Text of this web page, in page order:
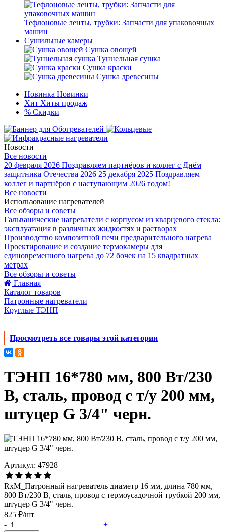
Тефлоновые ленты, трубки: Запчасти для упаковочных
машин
Сушильные камеры
Сушка овощей
Туннельная сушка
Сушка краски
Сушка древесины
Новинка Новинки
Хит Хиты продаж
% Скидки
Новости
Все новости
20 февраля 2026 Поздравляем партнёров и коллег с Днём
защитника Отечества 2026 25 декабря 2025 Поздравляем
коллег и партнёров с наступающим 2026 годом!
Все новости
Использование нагревателей
Все обзоры и советы
Гальванические нагреватели с корпусом из кварцевого стекла:
эксплуатация в различных жидкостях и растворах
Производство композитной печи предварительного нагрева
Проектирование и создание термокамеры для
единовременного нагрева до 72 бочек на 15 квадратных
метрах
Все обзоры и советы
Главная
Каталог товаров
Патронные нагреватели
Круглые ТЭНП
Просмотреть все товары этой категории
ТЭНП 16*780 мм, 800 Вт/230
В, сталь, провод с т/у 200 мм,
штуцер G 3/4" черн.
Артикул: 47928
RxM_Патронный нагреватель диаметр 16 мм, длина 780 мм,
800 Вт/230 В, сталь, провод с термоусадочной трубкой 200 мм,
штуцер G 3/4" черн.
825 ₽/шт
-
+